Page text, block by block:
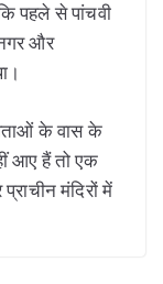
पहले से पांचवी
और
के वास के
आए हैं तो एक
मंदिरों में